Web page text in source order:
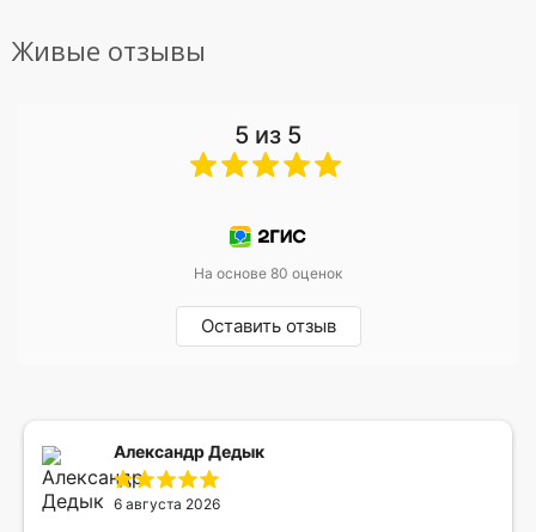
Живые отзывы
5 из 5
На основе 80 оценок
Оставить отзыв
Александр Дедык
6 августа 2026